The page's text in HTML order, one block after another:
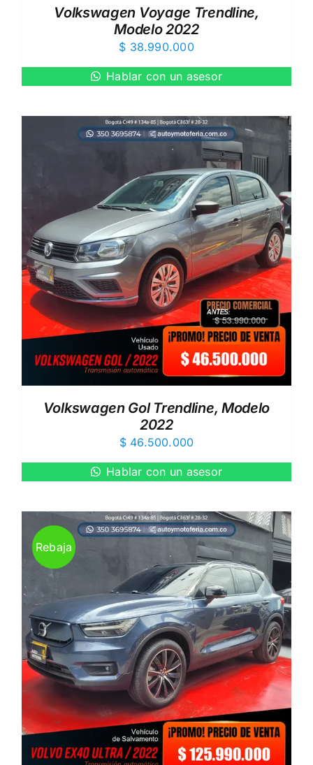
Volkswagen Voyage Trendline,
Modelo 2022
$ 38.990.000
Hablar con un asesor
Volkswagen Gol Trendline, Modelo
2022
$46.500.000
Hablar con un asesor
Rebaja